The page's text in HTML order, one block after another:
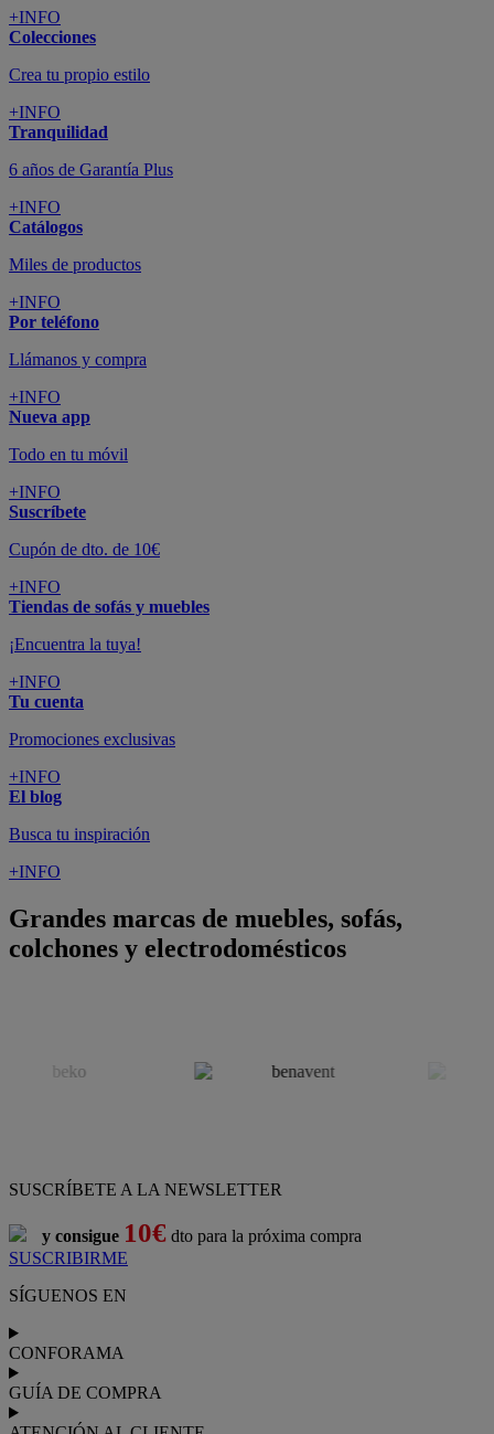
+INFO
Colecciones
Crea tu propio estilo
+INFO
Tranquilidad
6 años de Garantía Plus
+INFO
Catálogos
Miles de productos
+INFO
Por teléfono
Llámanos y compra
+INFO
Nueva app
Todo en tu móvil
+INFO
Suscríbete
Cupón de dto. de 10€
+INFO
Tiendas de sofás y muebles
¡Encuentra la tuya!
+INFO
Tu cuenta
Promociones exclusivas
+INFO
El blog
Busca tu inspiración
+INFO
Grandes marcas de muebles, sofás,
colchones y electrodomésticos
SUSCRÍBETE A LA NEWSLETTER
y consigue 10€ dto para la próxima compra
SUSCRIBIRME
SÍGUENOS EN
CONFORAMA
GUÍA DE COMPRA